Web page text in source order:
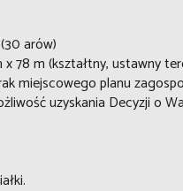
arów)
x 78 m (kształtny, ustawny
miejscowego planu
uzyskania Decyzji o